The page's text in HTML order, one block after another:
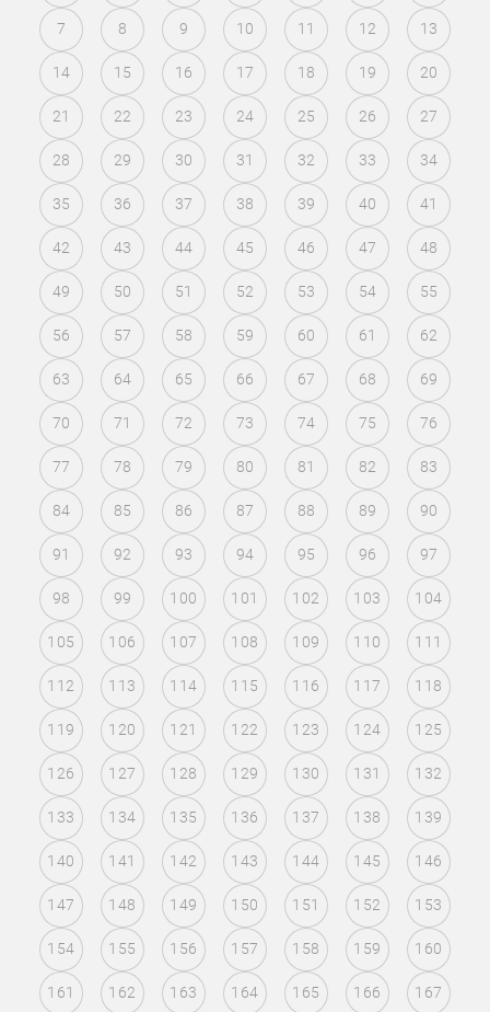
7 8 9 10 11 12 13
14 15 16 17 18 19 20
21 22 23 24 25 26 27
28 29 30 31 32 33 34
35 36 37 38 39 40 41
42 43 44 45 46 47 48
49 50 51 52 53 54 55
56 57 58 59 60 61 62
63 64 65 66 67 68 69
70 71 72 73 74 75 76
77 78 79 80 81 82 83
84 85 86 87 88 89 90
91 92 93 94 95 96 97
98 99 100 101 102 103 104
105 106 107 108 109 110 111
112 113 114 115 116 117 118
119 120 121 122 123 124 125
126 127 128 129 130 131 132
133 134 135 136 137 138 139
140 141 142 143 144 145 146
147 148 149 150 151 152 153
154 155 156 157 158 159 160
161 162 163 164 165 166 167